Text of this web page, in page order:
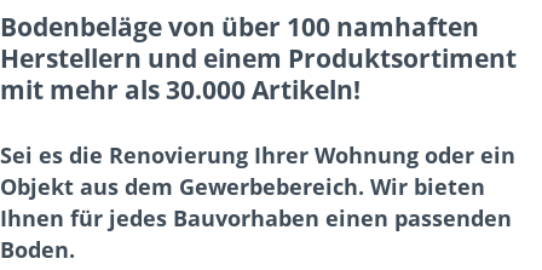
Bodenbeläge von über 100 namhaften
Herstellern und einem Produktsortiment
mit mehr als 30.000 Artikeln!
Sei es die Renovierung Ihrer Wohnung oder ein
Objekt aus dem Gewerbebereich. Wir bieten
Ihnen für jedes Bauvorhaben einen passenden
Boden.